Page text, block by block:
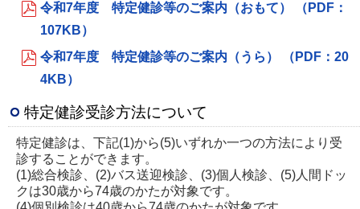
令和7年度 特定健診等のご案内（おもて） （PDF：
107KB）
令和7年度 特定健診等のご案内（うら） （PDF：20
4KB）
特定健診受診方法について
特定健診は、下記(1)から(5)いずれか一つの方法により受
診することができます。
(1)総合検診、(2)バス送迎検診、(3)個人検診、(5)人間ドッ
クは30歳から74歳のかたが対象です。